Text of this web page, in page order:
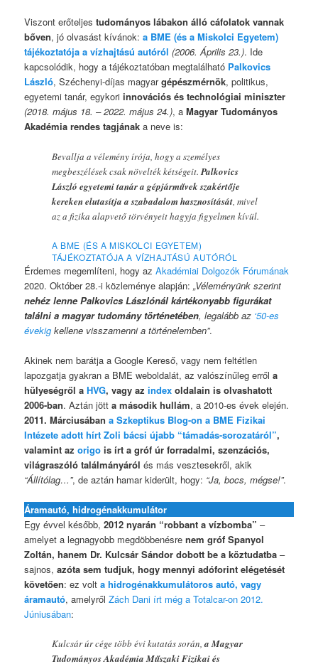
Viszont erőteljestudományos lábakon álló cáfolatok vannak
bőven, jó olvasást kívánok:a BME (és a Miskolci Egyetem)
tájékoztatója a vízhajtású autóról (2006. Április 23.). Ide
kapcsolódik, hogy a tájékoztatóban megtalálható Palkovics
László, Széchenyi-díjas magyargépészmérnök, politikus,
egyetemi tanár, egykoriinnovációs és technológiai miniszter
(2018. május 18. – 2022. május 24.), aMagyar Tudományos
Akadémia rendes tagjának a neve is:
Bevallja a vélemény írója, hogy a személyes
megbeszélések csak növelték kétségeit.Palkovics
László egyetemi tanár a gépjárművek szakértője
kereken elutasítja a szabadalom hasznosítását, mivel
az a fizika alapvető törvényeit hagyja figyelmen kívül.
A BME (ÉS A MISKOLCI EGYETEM)
TÁJÉKOZTATÓJA A VÍZHAJTÁSÚ AUTÓRÓL
Érdemes megemlíteni, hogy azAkadémiai Dolgozók Fórumának
2020. Október 28.-i közleménye alapján:„Véleményünk szerint
nehéz lenne Palkovics Lászlónál kártékonyabb figurákat
találni a magyar tudomány történetében, legalább az ‘50-es
évekig kellene visszamenni a történelemben”.
Akinek nem barátja a Google Kereső, vagy nem feltétlen
lapozgatja gyakran a BME weboldalát, az valószínűleg errőla
hülyeségről aHVG, vagy azindex oldalain is olvashatott
2006-ban. Aztán jötta második hullám, a 2010-es évek elején.
2011. Márciusábana Szkeptikus Blog-on a BME Fizikai
Intézete adott hírt Zoli bácsi újabb “támadás-sorozatáról”,
valamint azorigo is írt a gróf úr forradalmi, szenzációs,
világraszóló találmányáról és más vesztesekről, akik
“Állítólag…”, de aztán hamar kiderült, hogy: “Ja, bocs, mégse!”.
Áramautó, hidrogénakkumulátor
Egy évvel később,2012 nyarán “robbant a vízbomba”–
amelyet a legnagyobb megdöbbenésrenem gróf Spanyol
Zoltán, hanem Dr. Kulcsár Sándor dobott be a köztudatba –
sajnos,azóta sem tudjuk, hogy mennyi adóforint elégetését
követően: ez volta hidrogénakkumulátoros autó, vagy
áramautó, amelyrőlZách Dani írt még a Totalcar-on 2012.
Júniusában:
Kulcsár úr cége több évi kutatás során,a Magyar
Tudományos Akadémia Műszaki Fizikai és